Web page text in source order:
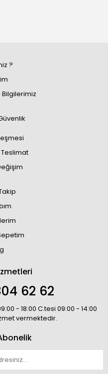
?
62 62
- 18:00 C.tesi 09:00 - 14:00
vermektedir.